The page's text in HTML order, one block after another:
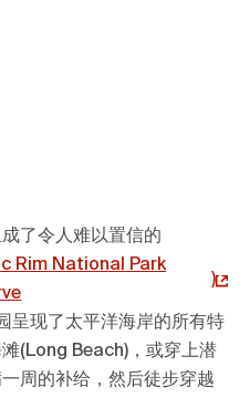
了令人难以置信的
Rim National Park
)
呈现了太平洋海岸的所有特
(Long Beach)，或穿上潜
周的补给，然后徒步穿越